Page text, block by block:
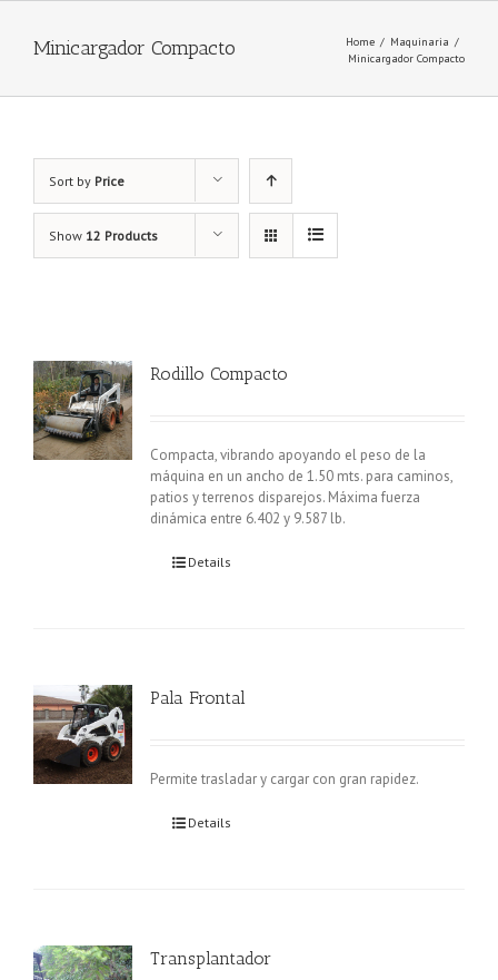
Minicargador Compacto Home / Maquinaria /
Minicargador Compacto
Sort by Price
Show 12 Products
Rodillo Compacto
Compacta, vibrando apoyando el peso de la
máquina en un ancho de 1.50 mts. para caminos,
patios y terrenos disparejos. Máxima fuerza
dinámica entre 6.402 y 9.587 lb.
Details
Pala Frontal
Permite trasladar y cargar con gran rapidez.
Details
Transplantador